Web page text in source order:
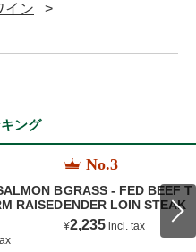
イン
ング
B
RAISED
No.3
GRASS - FED BEEF T
ENDER LOIN STEAK
¥2,235 incl. tax